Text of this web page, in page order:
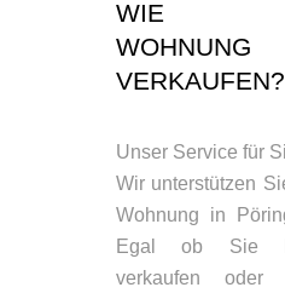
WIE 4-
WOHNUNG
VERKAUFEN?
Unser Service für
Wir unterstützen
Wohnung in
Egal ob Sie
verkaufen oder